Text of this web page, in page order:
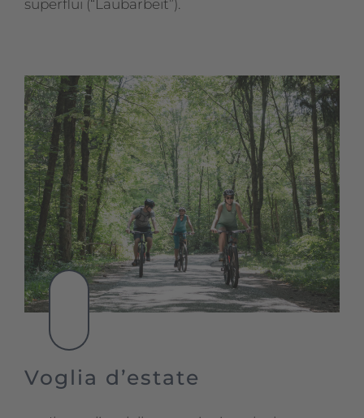
superflui (“Laubarbeit”).
Voglia d’estate